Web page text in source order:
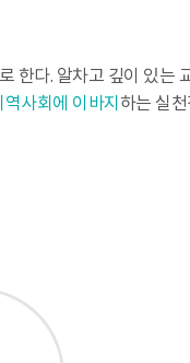
한다. 알차고 깊이 있는
사회에 이바지하는 실